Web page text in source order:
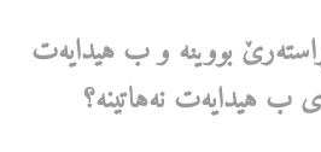
رێبووینه وبهیدایهت
بهیدایهتنههاتینه؟